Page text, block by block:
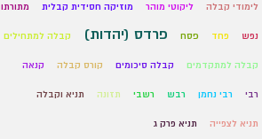
לימודי קבלה ליקוטי מוהר מוזיקה חסידית קבלית מתורתו
נפש פחד פסח פרדס (יהדות) קבלה למתחילים
קבלה למתקדמים קבלה סיכומים קורס קבלה קנאה
רבי רבי נחמן רבש רשבי תזונה תניא וקבלה
תניא לצפייה תניא פרק ג